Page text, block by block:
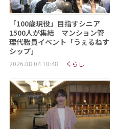
「100歳現役」目指すシニア
1500人が集結 マンション管
理代務員イベント「うぇるねす
シップ」
2026.08.04 10:48 くらし